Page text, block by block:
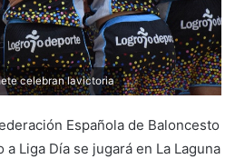
celebran lavictoria
Española de Baloncesto
a Liga Día se jugará en La Laguna